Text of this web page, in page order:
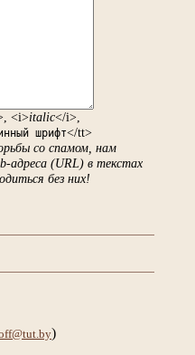
<i>italic</i>,
шрифт</tt>
со спамом, нам
адреса (URL) в текстах
без них!
)